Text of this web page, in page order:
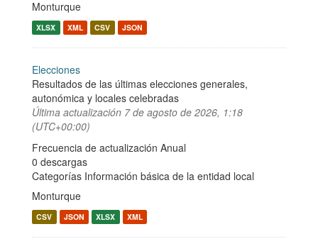
Monturque
XLSX XML CSV JSON
Elecciones
Resultados de las últimas elecciones generales,
autonómica y locales celebradas
Última actualización 7 de agosto de 2026, 1:18
(UTC+00:00)
Frecuencia de actualización Anual
0 descargas
Categorías Información básica de la entidad local
Monturque
CSV JSON XLSX XML